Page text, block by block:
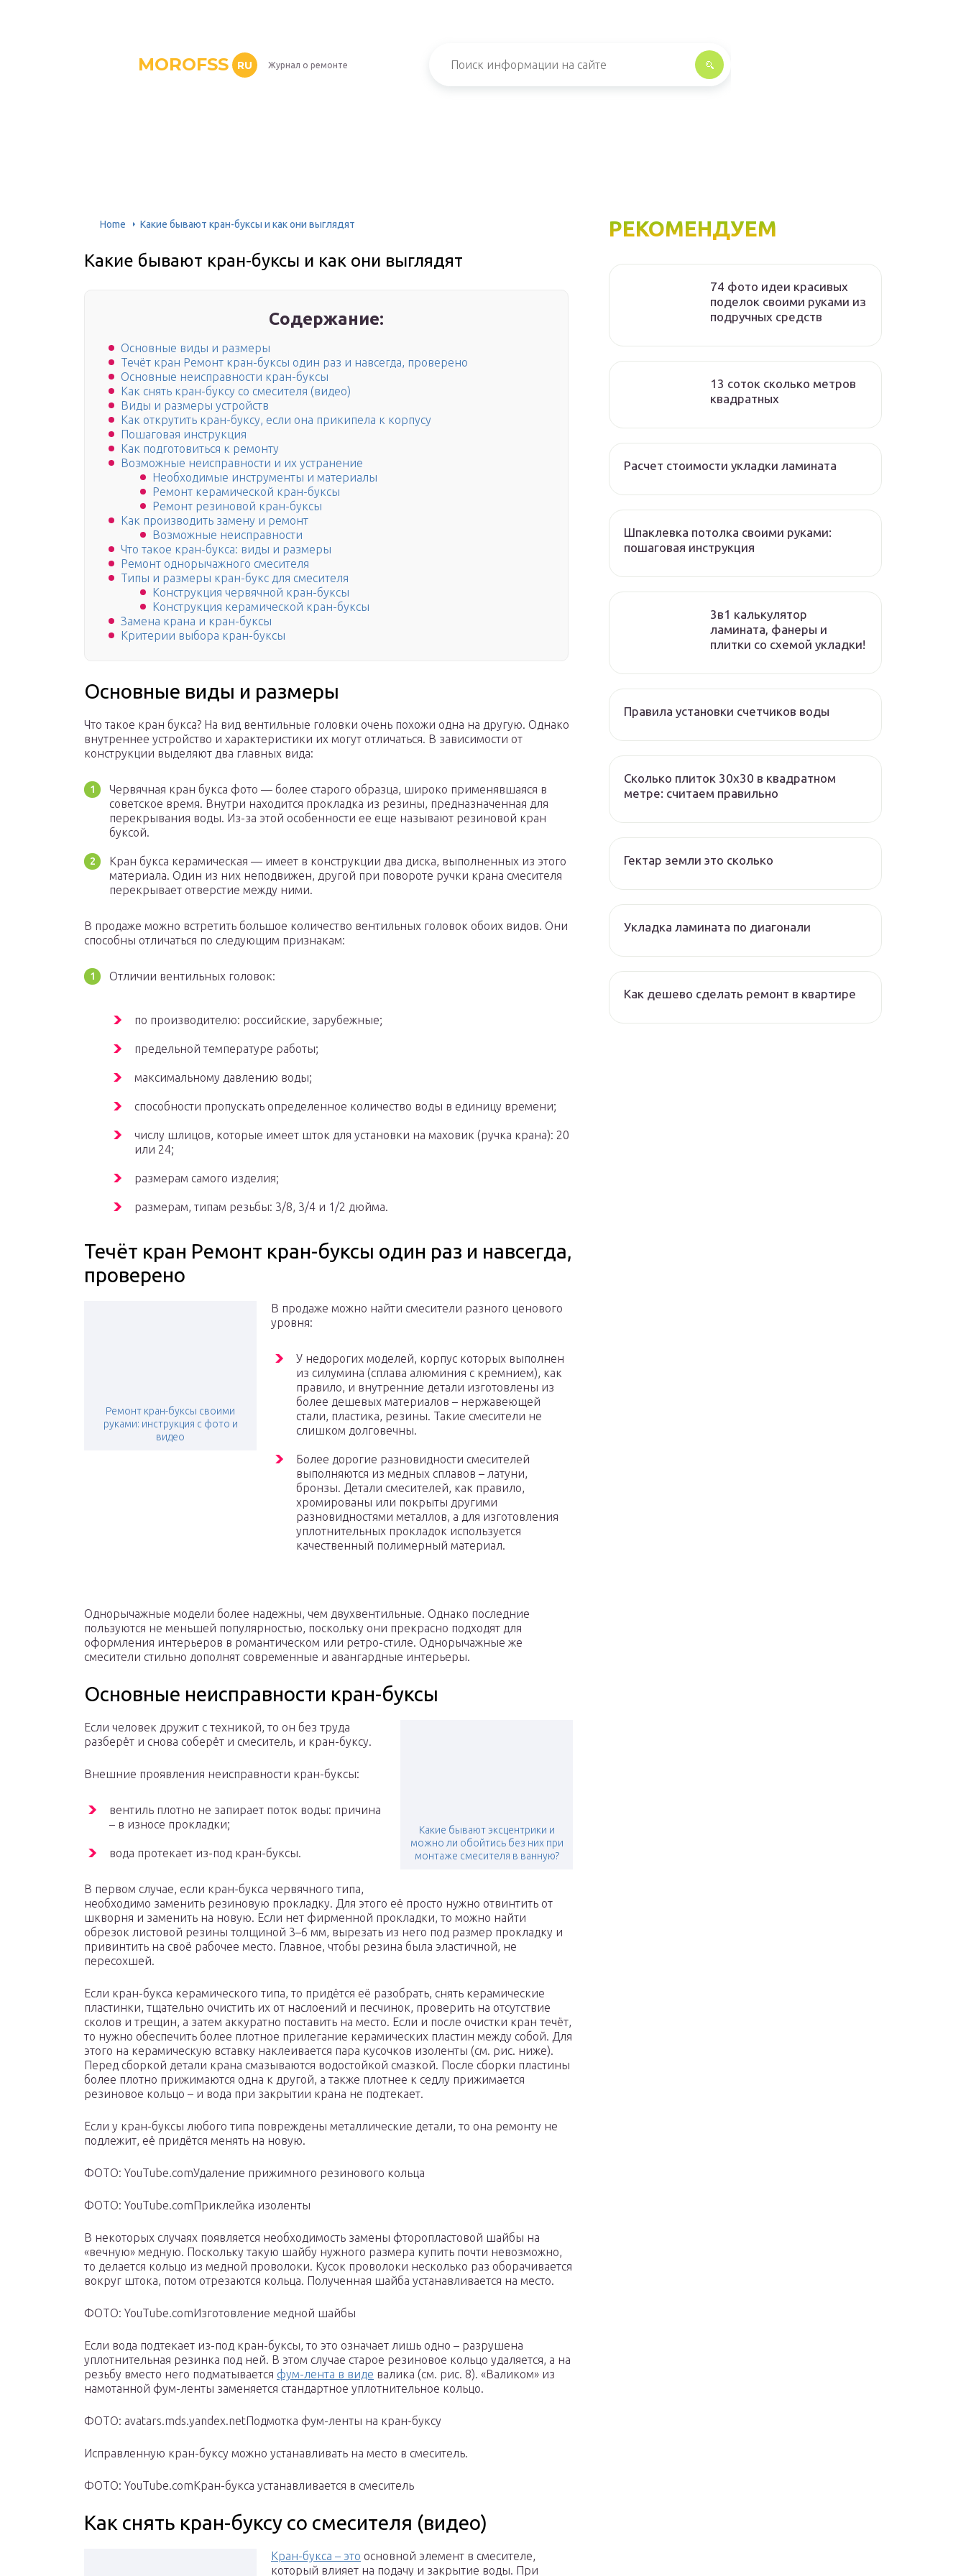
MOROFSS RU Журнал о ремонте
Home Какие бывают кран-буксы и как они выглядят
Какие бывают кран-буксы и как они выглядят
Содержание:
Основные виды и размеры
Течёт кран Ремонт кран-буксы один раз и навсегда, проверено
Основные неисправности кран-буксы
Как снять кран-буксу со смесителя (видео)
Виды и размеры устройств
Как открутить кран-буксу, если она прикипела к корпусу
Пошаговая инструкция
Как подготовиться к ремонту
Возможные неисправности и их устранение
Необходимые инструменты и материалы
Ремонт керамической кран-буксы
Ремонт резиновой кран-буксы
Как производить замену и ремонт
Возможные неисправности
Что такое кран-букса: виды и размеры
Ремонт однорычажного смесителя
Типы и размеры кран-букс для смесителя
Конструкция червячной кран-буксы
Конструкция керамической кран-буксы
Замена крана и кран-буксы
Критерии выбора кран-буксы
Основные виды и размеры
Что такое кран букса? На вид вентильные головки очень похожи одна на другую. Однако
внутреннее устройство и характеристики их могут отличаться. В зависимости от
конструкции выделяют два главных вида:
Червячная кран букса фото — более старого образца, широко применявшаяся в
советское время. Внутри находится прокладка из резины, предназначенная для
перекрывания воды. Из-за этой особенности ее еще называют резиновой кран
буксой.
Кран букса керамическая — имеет в конструкции два диска, выполненных из этого
материала. Один из них неподвижен, другой при повороте ручки крана смесителя
перекрывает отверстие между ними.
В продаже можно встретить большое количество вентильных головок обоих видов. Они
способны отличаться по следующим признакам:
Отличии вентильных головок:
по производителю: российские, зарубежные;
предельной температуре работы;
максимальному давлению воды;
способности пропускать определенное количество воды в единицу времени;
числу шлицов, которые имеет шток для установки на маховик (ручка крана): 20
или 24;
размерам самого изделия;
размерам, типам резьбы: 3/8, 3/4 и 1/2 дюйма.
Течёт кран Ремонт кран-буксы один раз и навсегда,
проверено
Ремонт кран-буксы своими
руками: инструкция с фото и
видео
В продаже можно найти смесители разного ценового
уровня:
У недорогих моделей, корпус которых выполнен
из силумина (сплава алюминия с кремнием), как
правило, и внутренние детали изготовлены из
более дешевых материалов – нержавеющей
стали, пластика, резины. Такие смесители не
слишком долговечны.
Более дорогие разновидности смесителей
выполняются из медных сплавов – латуни,
бронзы. Детали смесителей, как правило,
хромированы или покрыты другими
разновидностями металлов, а для изготовления
уплотнительных прокладок используется
качественный полимерный материал.
Однорычажные модели более надежны, чем двухвентильные. Однако последние
пользуются не меньшей популярностью, поскольку они прекрасно подходят для
оформления интерьеров в романтическом или ретро-стиле. Однорычажные же
смесители стильно дополнят современные и авангардные интерьеры.
Основные неисправности кран-буксы
Какие бывают эксцентрики и
можно ли обойтись без них при
монтаже смесителя в ванную?
Если человек дружит с техникой, то он без труда
разберёт и снова соберёт и смеситель, и кран-буксу.
Внешние проявления неисправности кран-буксы:
вентиль плотно не запирает поток воды: причина
– в износе прокладки;
вода протекает из-под кран-буксы.
В первом случае, если кран-букса червячного типа,
необходимо заменить резиновую прокладку. Для этого её просто нужно отвинтить от
шкворня и заменить на новую. Если нет фирменной прокладки, то можно найти
обрезок листовой резины толщиной 3–6 мм, вырезать из него под размер прокладку и
привинтить на своё рабочее место. Главное, чтобы резина была эластичной, не
пересохшей.
Если кран-букса керамического типа, то придётся её разобрать, снять керамические
пластинки, тщательно очистить их от наслоений и песчинок, проверить на отсутствие
сколов и трещин, а затем аккуратно поставить на место. Если и после очистки кран течёт,
то нужно обеспечить более плотное прилегание керамических пластин между собой. Для
этого на керамическую вставку наклеивается пара кусочков изоленты (см. рис. ниже).
Перед сборкой детали крана смазываются водостойкой смазкой. После сборки пластины
более плотно прижимаются одна к другой, а также плотнее к седлу прижимается
резиновое кольцо – и вода при закрытии крана не подтекает.
Если у кран-буксы любого типа повреждены металлические детали, то она ремонту не
подлежит, её придётся менять на новую.
ФОТО: YouTube.comУдаление прижимного резинового кольца
ФОТО: YouTube.comПриклейка изоленты
В некоторых случаях появляется необходимость замены фторопластовой шайбы на
«вечную» медную. Поскольку такую шайбу нужного размера купить почти невозможно,
то делается кольцо из медной проволоки. Кусок проволоки несколько раз оборачивается
вокруг штока, потом отрезаются кольца. Полученная шайба устанавливается на место.
ФОТО: YouTube.comИзготовление медной шайбы
Если вода подтекает из-под кран-буксы, то это означает лишь одно – разрушена
уплотнительная резинка под ней. В этом случае старое резиновое кольцо удаляется, а на
резьбу вместо него подматывается фум-лента в виде валика (см. рис. 8). «Валиком» из
намотанной фум-ленты заменяется стандартное уплотнительное кольцо.
ФОТО: avatars.mds.yandex.netПодмотка фум-ленты на кран-буксу
Исправленную кран-буксу можно устанавливать на место в смеситель.
ФОТО: YouTube.comКран-букса устанавливается в смеситель
Как снять кран-буксу со смесителя (видео)
Кран-букса – это основной элемент в смесителе,
который влияет на подачу и закрытие воды. При
РЕКОМЕНДУЕМ
74 фото идеи красивых
поделок своими руками из
подручных средств
13 соток сколько метров
квадратных
Расчет стоимости укладки ламината
Шпаклевка потолка своими руками:
пошаговая инструкция
3в1 калькулятор
ламината, фанеры и
плитки со схемой укладки!
Правила установки счетчиков воды
Сколько плиток 30х30 в квадратном
метре: считаем правильно
Гектар земли это сколько
Укладка ламината по диагонали
Как дешево сделать ремонт в квартире